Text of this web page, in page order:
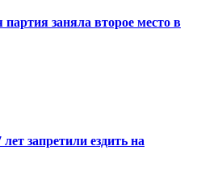
заняла второе место в
запретили ездить на